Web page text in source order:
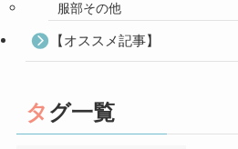
服部その他
【オススメ記事】
タグ一覧